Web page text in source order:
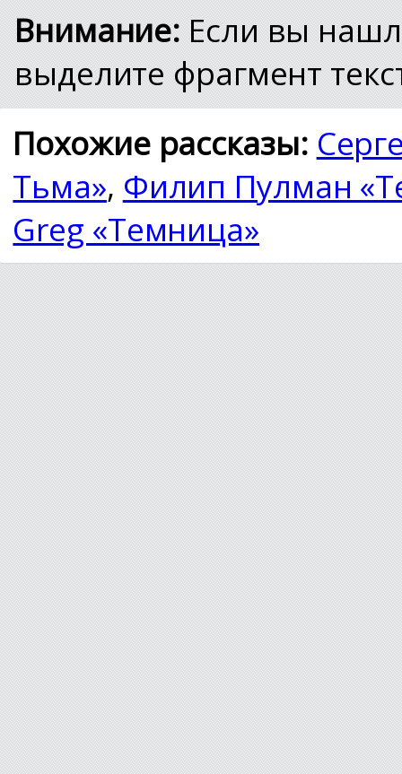
Внимание: Если вы
выделите фрагмент
Похожие рассказы:
Тьма», Филип Пулман
Greg «Темница»